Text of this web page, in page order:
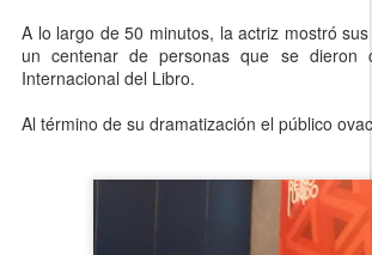
A lo largo de 50 minutos, la actriz mostró
un centenar de personas que se
Internacional del Libro.
Al término de su dramatización el público